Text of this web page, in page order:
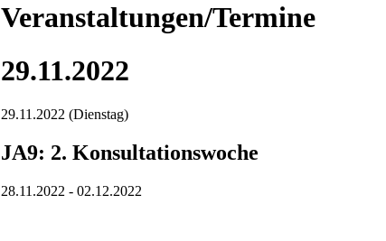
Veranstaltungen/Termine
29.11.2022
29.11.2022 (Dienstag)
JA9: 2. Konsultationswoche
28.11.2022 - 02.12.2022